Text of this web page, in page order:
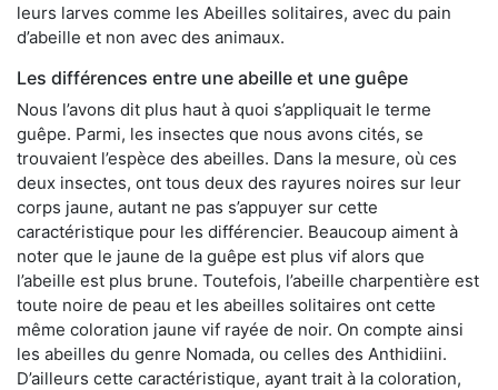
leurs larves comme les Abeilles solitaires, avec du pain
d’abeille et non avec des animaux.
Les différences entre une abeille et une guêpe
Nous l’avons dit plus haut à quoi s’appliquait le terme
guêpe. Parmi, les insectes que nous avons cités, se
trouvaient l’espèce des abeilles. Dans la mesure, où ces
deux insectes, ont tous deux des rayures noires sur leur
corps jaune, autant ne pas s’appuyer sur cette
caractéristique pour les différencier. Beaucoup aiment à
noter que le jaune de la guêpe est plus vif alors que
l’abeille est plus brune. Toutefois, l’abeille charpentière est
toute noire de peau et les abeilles solitaires ont cette
même coloration jaune vif rayée de noir. On compte ainsi
les abeilles du genre Nomada, ou celles des Anthidiini.
D’ailleurs cette caractéristique, ayant trait à la coloration,